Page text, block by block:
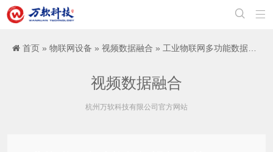


首页 » 物联网设备 » 视频数据融合 » 工业物联网多功能数据视频网关 WJ4003-Camera
视频数据融合
杭州万软科技有限公司官方网站